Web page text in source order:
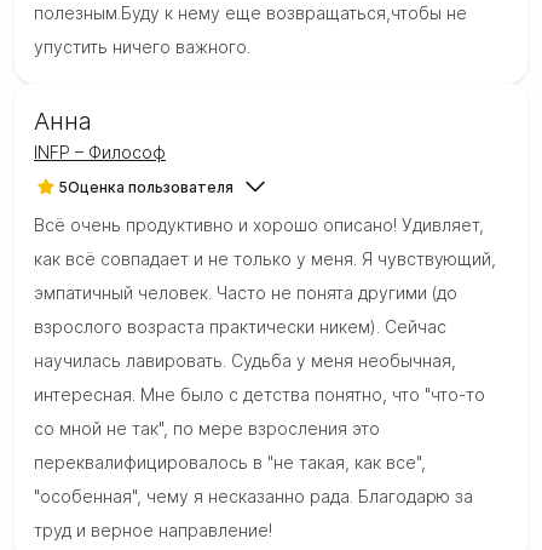
полезным.Буду к нему еще возвращаться,чтобы не
упустить ничего важного.
Анна
INFP – Философ
5Оценка пользователя
Всё очень продуктивно и хорошо описано! Удивляет,
как всё совпадает и не только у меня. Я чувствующий,
эмпатичный человек. Часто не понята другими (до
взрослого возраста практически никем). Сейчас
научилась лавировать. Судьба у меня необычная,
интересная. Мне было с детства понятно, что "что-то
со мной не так", по мере взросления это
переквалифицировалось в "не такая, как все",
"особенная", чему я несказанно рада. Благодарю за
труд и верное направление!